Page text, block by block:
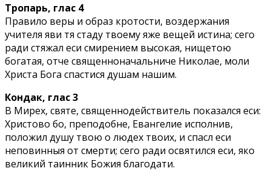
Тропарь, глас 4
Правило веры и образ кротости, воздержания
учителя яви тя стаду твоему яже вещей истина; сего
ради стяжал еси смирением высокая, нищетою
богатая, отче священноначальниче Николае, моли
Христа Бога спастися душам нашим.
Кондак, глас 3
В Мирех, святе, священнодействитель показался еси:
Христово бо, преподобне, Евангелие исполнив,
положил душу твою о людех твоих, и спасл еси
неповинныя от смерти; сего ради освятился еси, яко
великий таинник Божия благодати.